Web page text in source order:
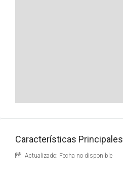
Características Principales
Actualizado: Fecha no disponible